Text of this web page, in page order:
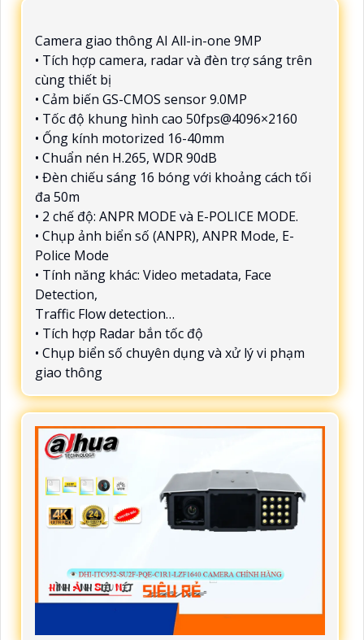
Camera giao thông AI All-in-one 9MP
• Tích hợp camera, radar và đèn trợ sáng trên
cùng thiết bị
• Cảm biến GS-CMOS sensor 9.0MP
• Tốc độ khung hình cao 50fps@4096×2160
• Ống kính motorized 16-40mm
• Chuẩn nén H.265, WDR 90dB
• Đèn chiếu sáng 16 bóng với khoảng cách tối
đa 50m
• 2 chế độ: ANPR MODE và E-POLICE MODE.
• Chụp ảnh biển số (ANPR), ANPR Mode, E-
Police Mode
• Tính năng khác: Video metadata, Face
Detection,
Traffic Flow detection…
• Tích hợp Radar bắn tốc độ
• Chụp biển số chuyên dụng và xử lý vi phạm
giao thông